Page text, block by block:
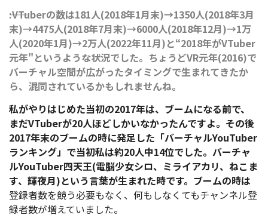
――:VTuberの数は181人(2018年1月末)→1350人(2018年3月
末)→4475人(2018年7月末)→6000人(2018年12月)→1万
人(2020年1月)→2万人(2022年11月)と“2018年がVTuber
元年"というような状況でした。ちょうどVR元年(2016)で
バーチャル空間が広がったタイミングで生まれてきたか
ら、混同されているかもしれませんね。
私がやりはじめた当初の2017年は、ブームになる前で、
まだVTuberが20人ほどしかいなかったんですよ。その後
2017年末のブームの時に発足した「バーチャルYouTuber
ランキング」で当初私は約20人中14位でした。バーチャ
ルYouTuber四天王(電脳少女シロ、ミライアカリ、ねこま
す、輝夜月)という言葉が生まれた時です。ブームの時は
登録者数を競う必要もなく、何もしなくてもチャンネル登
録者数が増えていました。